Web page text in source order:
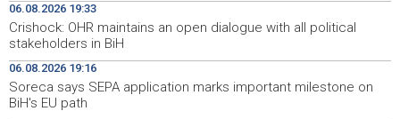
19:32
Velika nagrada Britanije ostaje u MotoGP kalendaru do
2028. godine
19:29
Španska krajnja ljevica i desnica ujedinjene protiv
Maroka kao suorganizatora SP 2030.
06.08.2026 19:33
Crishock: OHR maintains an open dialogue with all political
stakeholders in BiH
06.08.2026 19:16
Soreca says SEPA application marks important milestone on
BiH's EU path